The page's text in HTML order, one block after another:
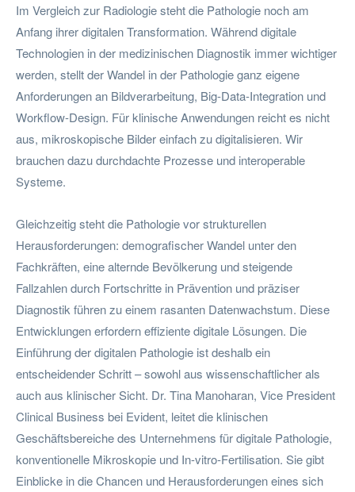
Im Vergleich zur Radiologie steht die Pathologie noch am
Anfang ihrer digitalen Transformation. Während digitale
Technologien in der medizinischen Diagnostik immer wichtiger
werden, stellt der Wandel in der Pathologie ganz eigene
Anforderungen an Bildverarbeitung, Big-Data-Integration und
Workflow-Design. Für klinische Anwendungen reicht es nicht
aus, mikroskopische Bilder einfach zu digitalisieren. Wir
brauchen dazu durchdachte Prozesse und interoperable
Systeme.
Gleichzeitig steht die Pathologie vor strukturellen
Herausforderungen: demografischer Wandel unter den
Fachkräften, eine alternde Bevölkerung und steigende
Fallzahlen durch Fortschritte in Prävention und präziser
Diagnostik führen zu einem rasanten Datenwachstum. Diese
Entwicklungen erfordern effiziente digitale Lösungen. Die
Einführung der digitalen Pathologie ist deshalb ein
entscheidender Schritt – sowohl aus wissenschaftlicher als
auch aus klinischer Sicht. Dr. Tina Manoharan, Vice President
Clinical Business bei Evident, leitet die klinischen
Geschäftsbereiche des Unternehmens für digitale Pathologie,
konventionelle Mikroskopie und In-vitro-Fertilisation. Sie gibt
Einblicke in die Chancen und Herausforderungen eines sich